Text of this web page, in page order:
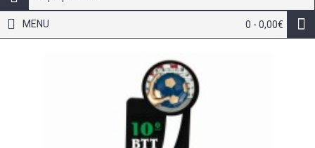
0 - 0,00€
MENU